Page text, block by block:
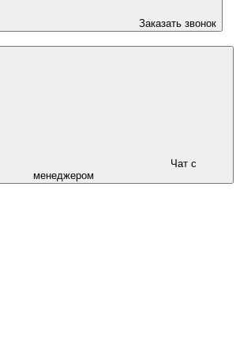
Заказать звонок
Чат с
менеджером